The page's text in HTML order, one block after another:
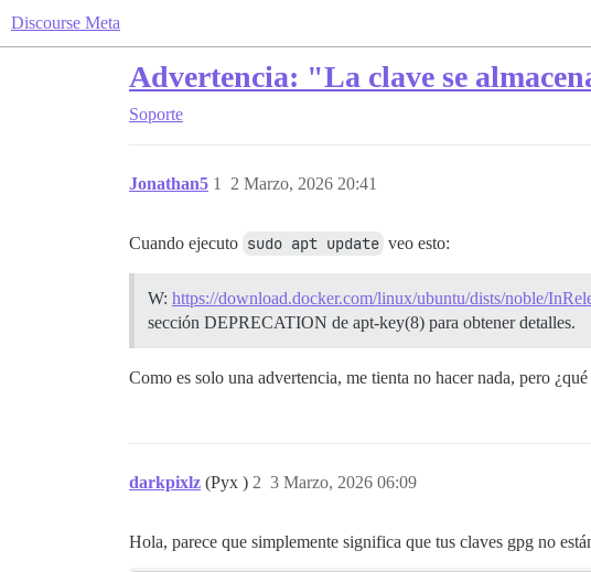
Discourse Meta
Advertencia: "La clave se
Soporte
Jonathan5 2 Marzo, 2026 20:41
1
Cuando ejecuto sudo apt update veo esto:
W: https://download.docker.com/linux/ubuntu/dists/noble/
sección DEPRECATION de apt-key(8) para obtener detalles.
Como es solo una advertencia, me tienta no hacer nada, pero
darkpixlz (Pyx ) 3 Marzo, 2026 06:09
2
Hola, parece que simplemente significa que tus claves gpg no